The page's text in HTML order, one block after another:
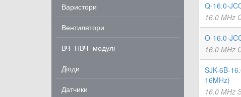
Варистори
Вентилятори
ВЧ- НВЧ- модулі
Діоди
Датчики
Q-16.0-
16.0 MHz
O-16.0-
16.0 MHz
SJK-6B-
16MHz)
16.0 MHz